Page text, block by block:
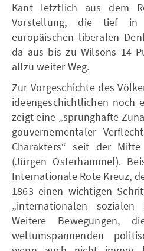
Kant letztlich aus dem
Vorstellung, die tief in
europäischen liberalen
da aus bis zu Wilsons 14
allzu weiter Weg.
Zur Vorgeschichte des
ideengeschichtlichen noch
zeigt eine „sprunghafte
gouvernementaler
Charakters“ seit der
(Jürgen Osterhammel).
Internationale Rote Kreuz,
1863 einen wichtigen
„internationalen sozialen
Weitere Bewegungen,
weltumspannenden